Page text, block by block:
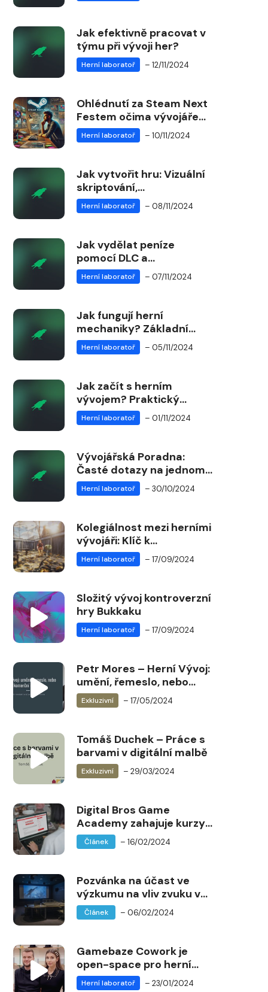
Jak efektivně pracovat v
týmu při vývoji her?
Herní laboratoř – 12/11/2024
Ohlédnutí za Steam Next
Festem očima vývojáře
Pavla Tovaryse
Herní laboratoř – 10/11/2024
Jak vytvořit hru: Vizuální
skriptování,
programování a tipy na
nástroje
Herní laboratoř – 08/11/2024
Jak vydělat peníze
pomocí DLC a
mikrotransakcí: Strategie
pro herní vývojáře
Herní laboratoř – 07/11/2024
Jak fungují herní
mechaniky? Základní
průvodce pro začínající
vývojáře
Herní laboratoř – 05/11/2024
Jak začít s herním
vývojem? Praktický
průvodce pro
začátečníky
Herní laboratoř – 01/11/2024
Vývojářská Poradna:
Časté dotazy na jednom
místě
Herní laboratoř – 30/10/2024
Kolegiálnost mezi herními
vývojáři: Klíč k
dlouhodobému úspěchu
herního průmyslu
Herní laboratoř – 17/09/2024
Složitý vývoj kontroverzní
hry Bukkaku
Herní laboratoř – 17/09/2024
Petr Mores – Herní Vývoj:
umění, řemeslo, nebo
komerční rutina? (Jak v
továrně na zábavu
Exkluzivní – 17/05/2024
Tomáš Duchek – Práce s
barvami v digitální malbě
Exkluzivní – 29/03/2024
Digital Bros Game
Academy zahajuje kurzy
Online Blended v České
republice
Článek – 16/02/2024
Pozvánka na účast ve
výzkumu na vliv zvuku ve
hrách
Článek – 06/02/2024
Gamebaze Cowork je
open-space pro herní
vývojáře v centru Brna
Herní laboratoř – 23/01/2024